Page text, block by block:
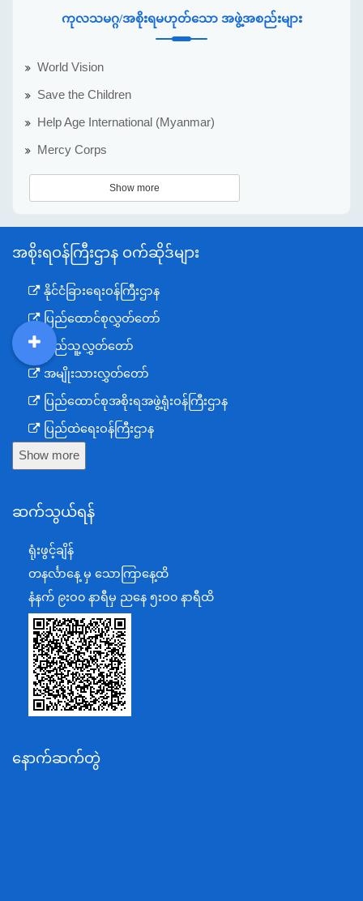
ကုလသမဂ္ဂ/အစိုးရမဟုတ်သော အဖွဲ့အစည်းများ
World Vision
Save the Children
Help Age International (Myanmar)
Mercy Corps
Show more
အစိုးရဝန်ကြီးဌာန ဝက်ဆိုဒ်များ
နိုင်ငံခြားရေးဝန်ကြီးဌာန
ပြည်ထောင်စုလွှတ်တော်
ပြည်သူ့လွှတ်တော်
အမျိုးသားလွှတ်တော်
ပြည်ထောင်စုအစိုးရအဖွဲ့ရုံးဝန်ကြီးဌာန
ပြည်ထဲရေးဝန်ကြီးဌာန
ကာကွယ်ရေးဝန်ကြီးဌာန
စီမံကိန်း၊ဘဏ္ဍာရေးနှင့်စက်မှုဝန်ကြီးဌာန
အပြည်ပြည်ဆိုင်ရာပူးပေါင်းဆောင်ရွက်ရေးဝန်ကြီးဌာန
ပြန်ကြားရေးဝန်ကြီးဌာန
သာသနာရေးနှင့် ယဉ်ကျေးမှုဝန်ကြီးဌာန
စိုက်ပျိုးရေး၊မွေးမြူရေးနှင့်ဆည်မြောင်းဝန်ကြီးဌာန
ပို့ဆောင်ရေးနှင့်ဆက်သွယ်ရေးဝန်ကြီးဌာန
သယံဇာတနှင့်ပတ်ဝန်းကျင်ထိန်းသိမ်းရေးဝန်ကြီးဌာန
အလုပ်သမား၊လူဝင်မှုကြီးကြပ်ရေးနှင့်ပြည်သူ့အင်အား
Show more
ဆက်သွယ်ရန်
ရုံးဖွင့်ချိန်
တနင်္လာနေ့ မှ သောကြာနေ့ထိ
နံနက် ၉းဝ၀ နာရီမှ ညနေ ၅းဝ၀ နာရီထိ
နောက်ဆက်တွဲ